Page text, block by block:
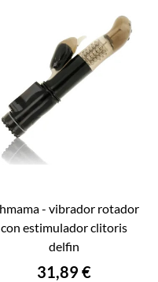
con estimulador clitoris
delfin
Precio
31,89 €